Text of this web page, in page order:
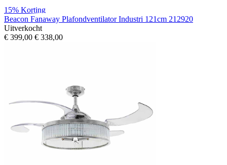
15% Korting
Beacon Fanaway Plafondventilator Industri 121cm 212920
Uitverkocht
€ 399,00 € 338,00